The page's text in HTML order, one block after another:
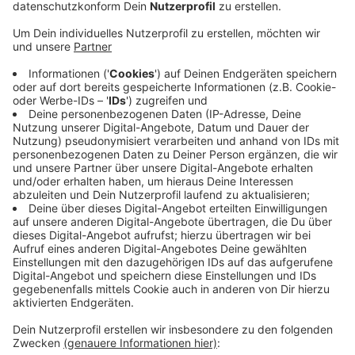
Anzeige
Denn dort sind Mitarbeitende positiv auf das
Coronavirus getestet worden. An der Offenen
Ganztagsschule muss daher die Jahrgangsstufe 2 bis
Ende nächster Woche in Quarantäne – die Kita muss
sogar ganz geschlossen werden. In beiden Fällen
werden jetzt Abstrichaktionen durchgeführt. Im
Rheinisch-Bergischen sind aktuell 967 Personen in
Quarantäne und 160 infiziert. In Oberberg sind es 490
in Quarantäne und 125 aktive Fälle. Der Oberbergische
Kreis meldet darunter einen zweiten positiven Corona-
Fall in der Oberbergischen Kinderheimat in
Gummersbach und einen dritten Fall in einer
Flüchtlingsunterkunft in Lindlar.
Anzeige